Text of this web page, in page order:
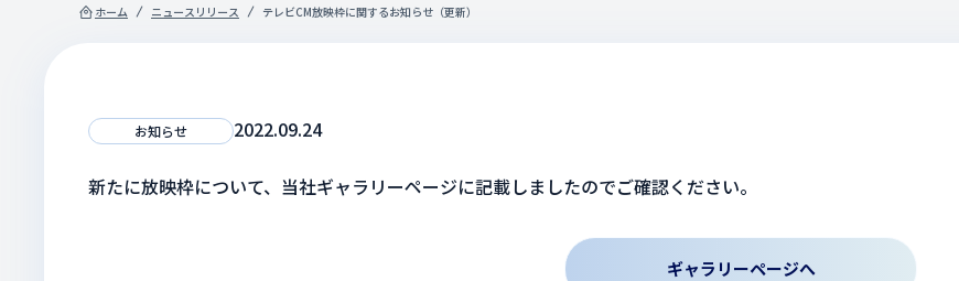
ホーム ニュースリリース テレビCM放映枠に関するお知らせ（更新）
お知らせ 2022.09.24
新たに放映枠について、当社ギャラリーページに記載しましたのでご確認ください。
ギャラリーページへ